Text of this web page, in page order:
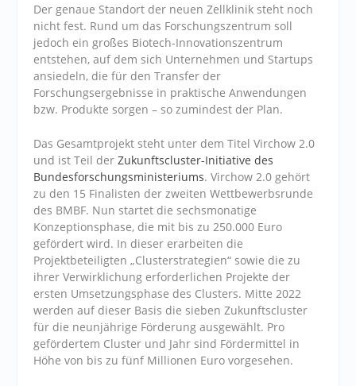
Der genaue Standort der neuen Zellklinik steht noch
nicht fest. Rund um das Forschungszentrum soll
jedoch ein großes Biotech-Innovationszentrum
entstehen, auf dem sich Unternehmen und Startups
ansiedeln, die für den Transfer der
Forschungsergebnisse in praktische Anwendungen
bzw. Produkte sorgen – so zumindest der Plan.
Das Gesamtprojekt steht unter dem Titel Virchow 2.0
und ist Teil derZukunftscluster-Initiative des
Bundesforschungsministeriums. Virchow 2.0 gehört
zu den 15 Finalisten der zweiten Wettbewerbsrunde
des BMBF. Nun startet die sechsmonatige
Konzeptionsphase, die mit bis zu 250.000 Euro
gefördert wird. In dieser erarbeiten die
Projektbeteiligten „Clusterstrategien“ sowie die zu
ihrer Verwirklichung erforderlichen Projekte der
ersten Umsetzungsphase des Clusters. Mitte 2022
werden auf dieser Basis die sieben Zukunftscluster
für die neunjährige Förderung ausgewählt. Pro
gefördertem Cluster und Jahr sind Fördermittel in
Höhe von bis zu fünf Millionen Euro vorgesehen.